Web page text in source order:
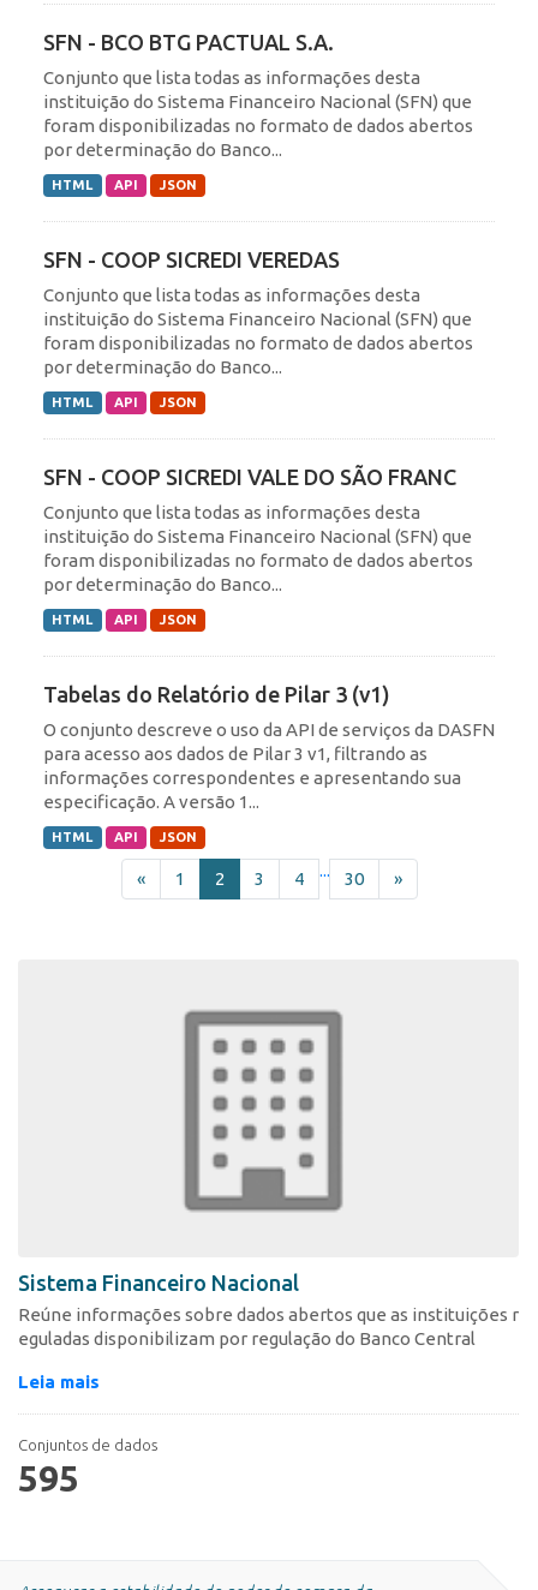
Sistema Financeiro Nacional
Reúne informações sobre dados abertos que as instituições r
eguladas disponibilizam por regulação do Banco Central
Leia mais
Conjuntos de dados
595
SFN - BCO BTG PACTUAL S.A.
Conjunto que lista todas as informações desta
instituição do Sistema Financeiro Nacional (SFN) que
foram disponibilizadas no formato de dados abertos
por determinação do Banco...
HTML API JSON
SFN - COOP SICREDI VEREDAS
Conjunto que lista todas as informações desta
instituição do Sistema Financeiro Nacional (SFN) que
foram disponibilizadas no formato de dados abertos
por determinação do Banco...
HTML API JSON
SFN - COOP SICREDI VALE DO SÃO FRANC
Conjunto que lista todas as informações desta
instituição do Sistema Financeiro Nacional (SFN) que
foram disponibilizadas no formato de dados abertos
por determinação do Banco...
HTML API JSON
Tabelas do Relatório de Pilar 3 (v1)
O conjunto descreve o uso da API de serviços da DASFN
para acesso aos dados de Pilar 3 v1, filtrando as
informações correspondentes e apresentando sua
especificação. A versão 1...
HTML API JSON
« 1 2 3 4 ... 30 »